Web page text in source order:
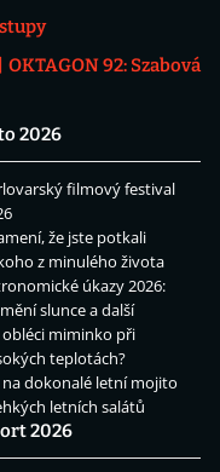
OKTAGON 92: Szabová
2026
filmový festival
že jste potkali
z minulého života
úkazy 2026:
slunce a další
obléci miminko při
teplotách?
na dokonalé letní mojito
letních salátů
2026